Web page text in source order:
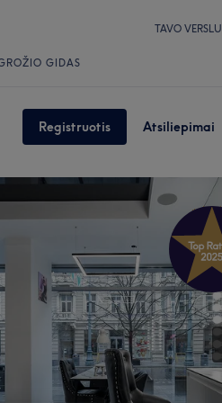
TAVO VERSLUI
GIDAS
Registruotis Atsiliepimai